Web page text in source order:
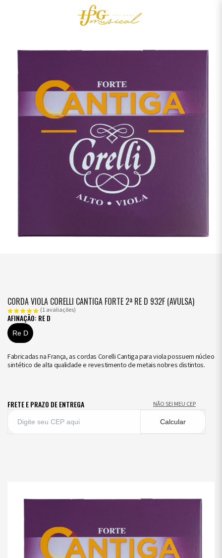
CORDA VIOLA CORELLI CANTIGA FORTE 2ª RE D 932F (AVULSA)
(1 avaliações)
AFINAÇÃO: RE D
Re D
Fabricadas na França, as cordas Corelli Cantiga para viola possuem núcleo
sintético de alta qualidade e revestimento de metais nobres distintos.
FRETE E PRAZO DE ENTREGA NÃO SEI MEU CEP
Calcular